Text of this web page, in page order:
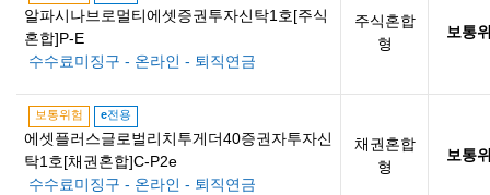
알파시나브로멀티에셋증권투자신탁1호[주식
혼합]P-E
수수료미징구 - 온라인 - 퇴직연금
주식혼합
형
보통
보통위험 e전용
에셋플러스글로벌리치투게더40증권자투자신
탁1호[채권혼합]C-P2e
수수료미징구 - 온라인 - 퇴직연금
채권혼합
형
보통